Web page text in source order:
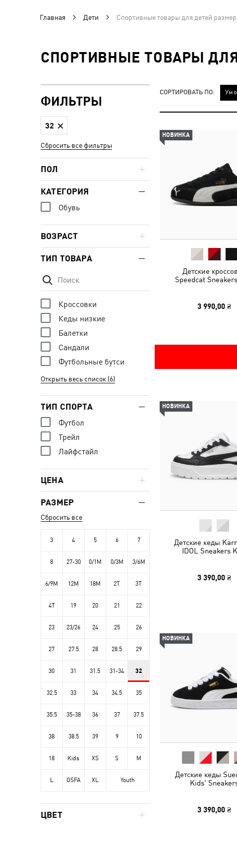
Главная Дети Спортивные товары для детей
СПОРТИВНЫЕ ТОВАРЫ
СОРТИРОВАТЬ ПО:
НОВИНКА
Детские
Speedcat
3 990,00 ₴
НОВИНКА
Детские кеды
IDOL Sneakers
3 390,00 ₴
НОВИНКА
Детские кеды
Kids'
3 390,00 ₴
ФИЛЬТРЫ
32
Сбросить все фильтры
ПОЛ
КАТЕГОРИЯ
Обувь
ВОЗРАСТ
ТИП ТОВАРА
Кроссовки
Кеды низкие
Балетки
Сандали
Футбольные бутси
Открыть весь список (6)
ТИП СПОРТА
Футбол
Трейл
Лайфстайл
ЦЕНА
РАЗМЕР
Сбросить все
3 4 5 6 7
8 27-30 0/1M 0/3M 3/6M
6/9M 12M 18M 2T 3T
4T 19 20 21 22
23 23/26 24 25 26
27 27.5 28 28.5 29
30 31 31.5 31-34 32
32.5 33 34 34.5 35
35.5 35-38 36 37 37.5
38 38.5 39 9 10
18 Kids XS S M
L OSFA XL Youth
ЦВЕТ